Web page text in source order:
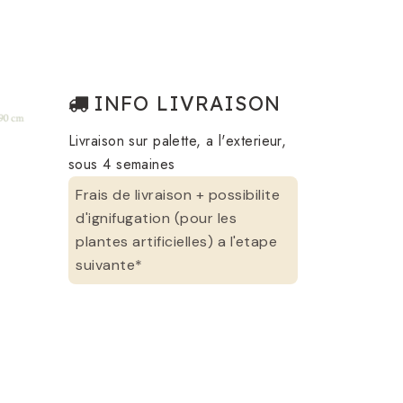
INFO LIVRAISON
Livraison sur palette, a l'exterieur,
sous 4 semaines
Frais de livraison + possibilite
d'ignifugation (pour les
plantes artificielles) a l'etape
suivante*